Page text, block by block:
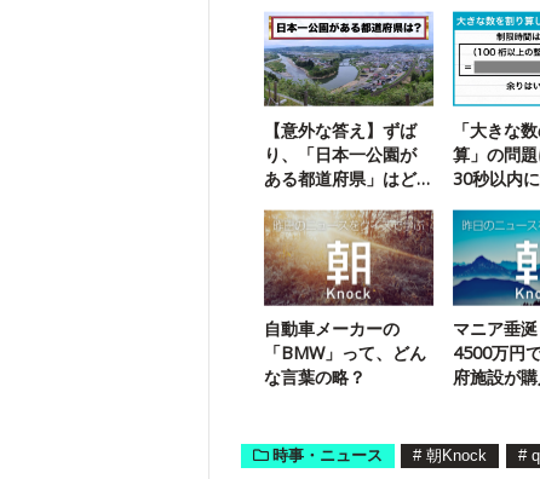
【意外な答え】ずば
り、「日本一公園が
ある都道府県」はど
「大きな
算」の問題
30秒以内
自動車メーカーの
「BMW」って、どん
な言葉の略？
マニア垂
4500万円
府施設が
時事・ニュース # 朝Knock #